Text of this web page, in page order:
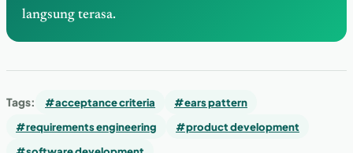
langsung terasa.
Tags: #acceptance criteria
#ears pattern
#requirements engineering
#product development